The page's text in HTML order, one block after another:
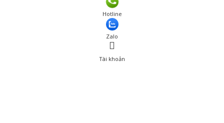
Hotline
Zalo
Tài khoản